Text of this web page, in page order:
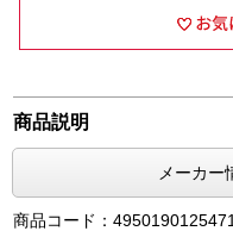
商品説明
メーカー
商品コード：4950190125471